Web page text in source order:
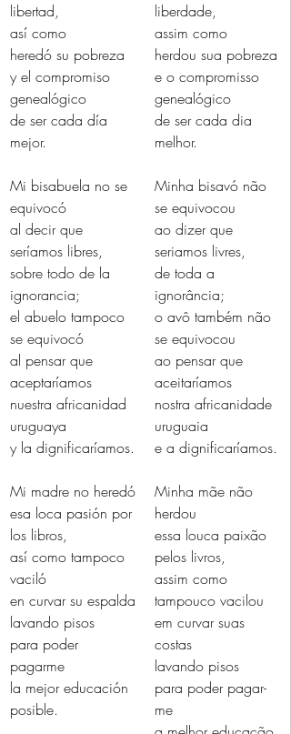
libertad,
así como
heredó su pobreza
y el compromiso
genealógico
de ser cada día
mejor.
Mi bisabuela no se
equivocó
al decir que
seríamos libres,
sobre todo de la
ignorancia;
el abuelo tampoco
se equivocó
al pensar que
aceptaríamos
nuestra africanidad
uruguaya
y la dignificaríamos.
Mi madre no heredó
esa loca pasión por
los libros,
así como tampoco
vaciló
en curvar su espalda
lavando pisos
para poder
pagarme
la mejor educación
posible.
liberdade,
assim como
herdou sua pobreza
e o compromisso
genealógico
de ser cada dia
melhor.
Minha bisavó não
se equivocou
ao dizer que
seriamos livres,
de toda a
ignorância;
o avô também não
se equivocou
ao pensar que
aceitaríamos
nostra africanidade
uruguaia
e a dignificaríamos.
Minha mãe não
herdou
essa louca paixão
pelos livros,
assim como
tampouco vacilou
em curvar suas
costas
lavando pisos
para poder pagar-
me